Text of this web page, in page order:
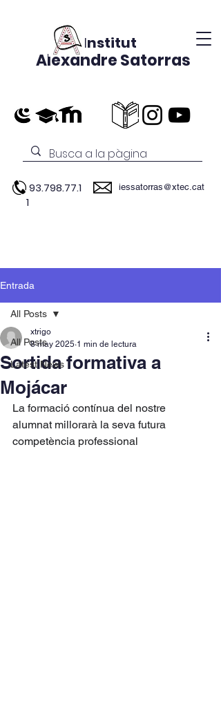
Institut
Alexandre Satorras
93.798.77.1
1
iessatorras@xtec.cat
Entrada
All Posts
Latest News
All Posts
Sortida formativa a
Mojácar
xtrigo
8 may 2025 1 min de lectura
La formació contínua del nostre
alumnat millorarà la seva futura
competència professional